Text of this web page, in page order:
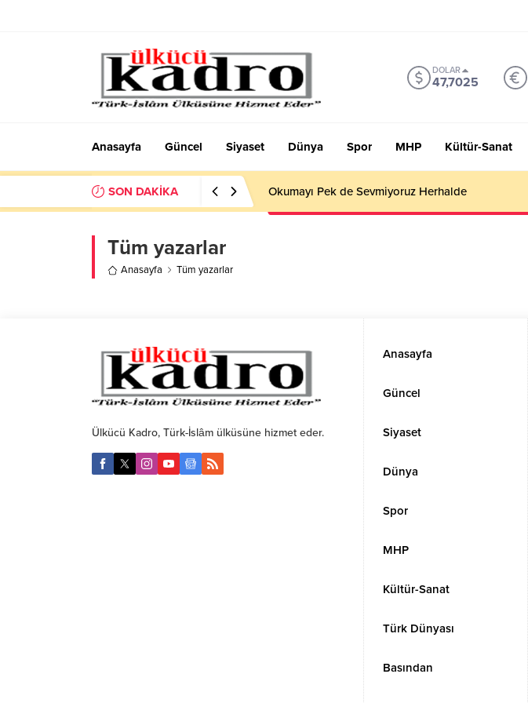
DOLAR
47,7025
Anasayfa Güncel Siyaset Dünya Spor MHP Kültür-Sanat
SON DAKİKA Okumayı Pek de Sevmiyoruz Herhalde
Tüm yazarlar
Anasayfa Tüm yazarlar
Ülkücü Kadro, Türk-İslâm ülküsüne hizmet eder.
Anasayfa
Güncel
Siyaset
Dünya
Spor
MHP
Kültür-Sanat
Türk Dünyası
Basından